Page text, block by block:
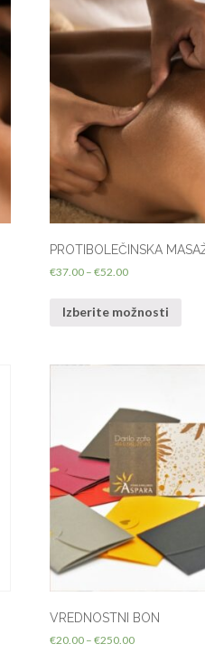
PROTIBOLEČINSKA
€37.00 –€52.00
Izberite možnosti
VREDNOSTNI BON
€20.00 –€250.00